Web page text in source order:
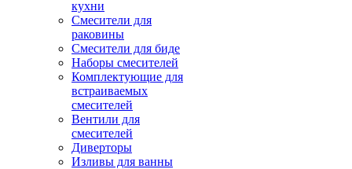
кухни
Смесители для
раковины
Смесители для биде
Наборы смесителей
Комплектующие для
встраиваемых
смесителей
Вентили для
смесителей
Диверторы
Изливы для ванны